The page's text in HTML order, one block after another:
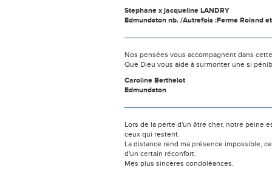
Stephane x jacqueline LANDRY
Edmundston nb. /Autrefois :Ferme Roland
Nos pensées vous accompagnent dans
Que Dieu vous aide à surmonter une si
Caroline Berthelot
Edmundston
Lors de la perte d'un être cher, notre peine
ceux qui restent.
La distance rend ma présence impossible,
d'un certain réconfort.
Mes plus sincères condoléances.